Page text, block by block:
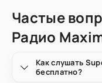
Частые
Радио
Как слушать
бесплатно?